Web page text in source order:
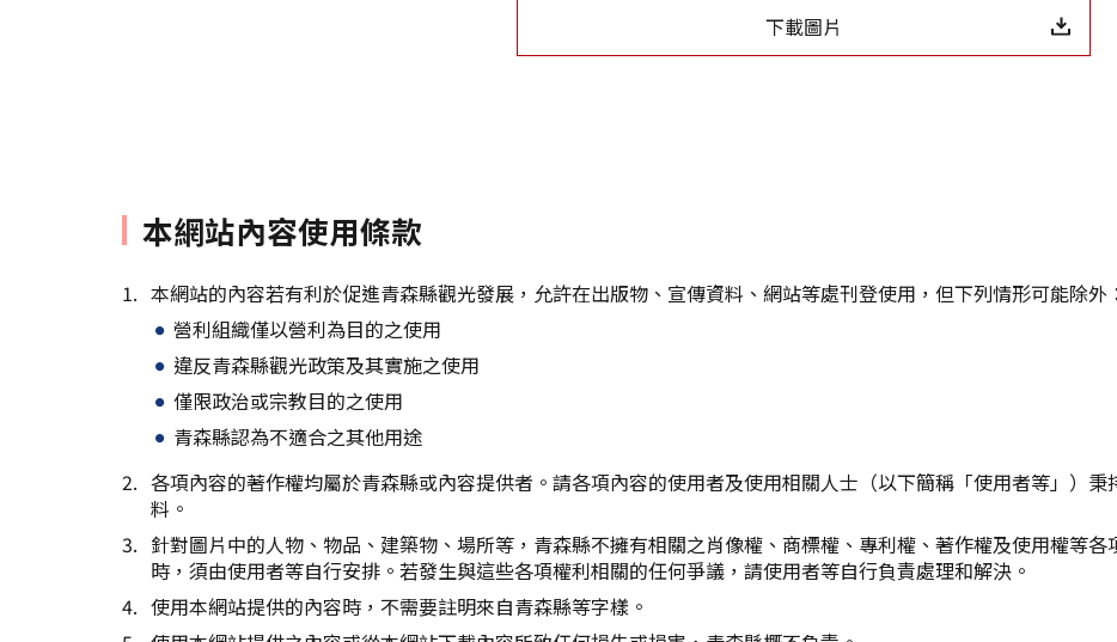
下載圖片
本網站內容使用條款
本網站的內容若有利於促進青森縣觀光發展，允許在出版物、宣傳資料、網站等處刊登使用，但下列情形可能除外
營利組織僅以營利為目的之使用
違反青森縣觀光政策及其實施之使用
僅限政治或宗教目的之使用
青森縣認為不適合之其他用途
各項內容的著作權均屬於青森縣或內容提供者。請各項內容的使用者及使用相關人士（以下簡稱「使用者等」）
料。
針對圖片中的人物、物品、建築物、場所等，青森縣不擁有相關之肖像權、商標權、專利權、著作權及使用權等
時，須由使用者等自行安排。若發生與這些各項權利相關的任何爭議，請使用者等自行負責處理和解決。
使用本網站提供的內容時，不需要註明來自青森縣等字樣。